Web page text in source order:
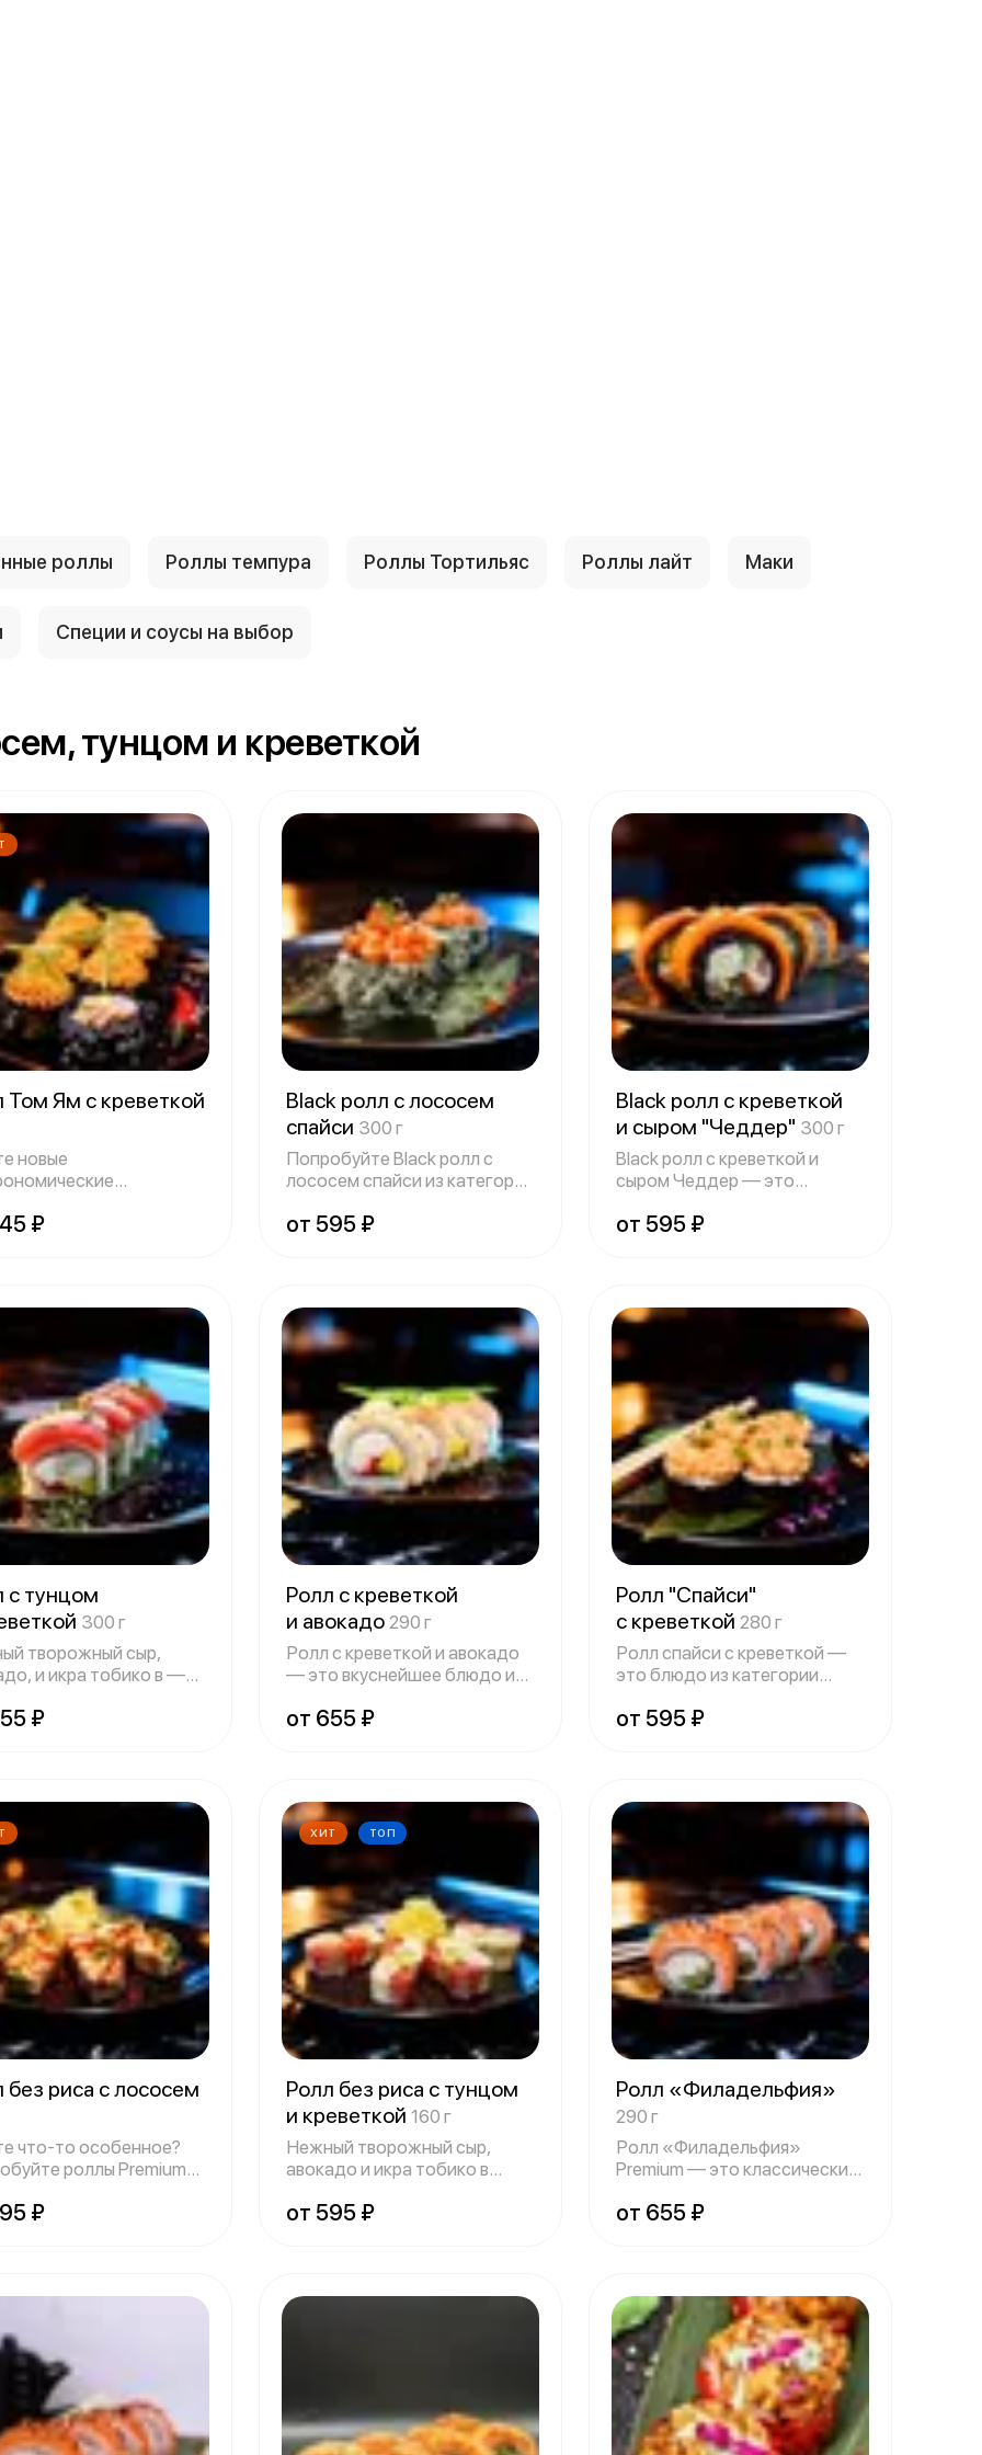
роллы Роллы темпура Роллы Тортильяс Роллы лайт Маки
Специи и соусы на выбор
тунцом и креветкой
Том Ям с креветкой
новые
P ₽
Black ролл с лососем
спайси 300 г
Попробуйте Black ролл с
лососем спайси из категории
от 595 ₽
Black ролл с креветкой
и сыром "Чеддер" 300 г
Black ролл с креветкой и
сыром Чеддер — это
от 595 ₽
с тунцом
300 г
творожный сыр,
и икра тобико в —
₽
Ролл с креветкой
и авокадо 290 г
Ролл с креветкой и авокадо
— это вкуснейшее блюдо из
от 655 ₽
Ролл "Спайси"
с креветкой 280 г
Ролл спайси с креветкой —
это блюдо из категории
от 595 ₽
без риса с лососем
что-то особенное?
роллы Premium
₽
ХИТ ТОП
Ролл без риса с тунцом
и креветкой 160 г
Нежный творожный сыр,
авокадо и икра тобико в
от 595 ₽
Ролл «Филадельфия»
290 г
Ролл «Филадельфия»
Premium — это классический
от 655 ₽